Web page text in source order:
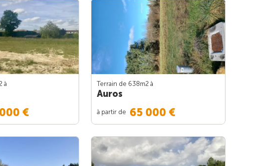
à
€
Terrain de 638m2 à
Auros
à partir de 65 000 €